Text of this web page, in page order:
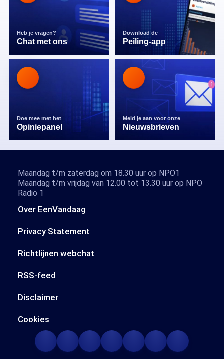
Heb je vragen?
Chat met ons
Download de
Peiling-app
Doe mee met het
Opiniepanel
Meld je aan voor onze
Nieuwsbrieven
Over EenVandaag
Privacy Statement
Richtlijnen webchat
RSS-feed
Disclaimer
Cookies
Maandag t/m zaterdag om 18.30 uur op NPO1
Maandag t/m vrijdag van 12.00 tot 13.30 uur op NPO
Radio 1